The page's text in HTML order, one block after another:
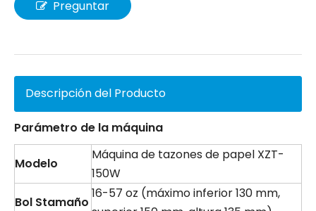
Preguntar
Descripción del Producto
Parámetro de la máquina
Modelo
Máquina de tazones de papel XZT-
150W
Bol Stamaño
16-57 oz (máximo inferior 130 mm,